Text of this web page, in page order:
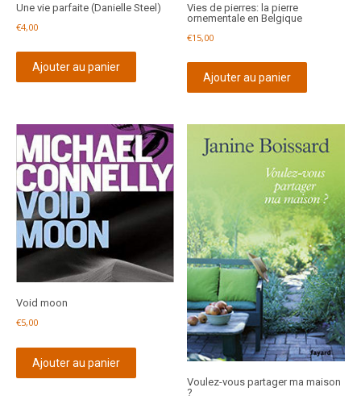
Une vie parfaite (Danielle Steel)
€4,00
Ajouter au panier
Vies de pierres: la pierre
ornementale en Belgique
€15,00
Ajouter au panier
Void moon
€5,00
Ajouter au panier
Voulez-vous partager ma maison
?